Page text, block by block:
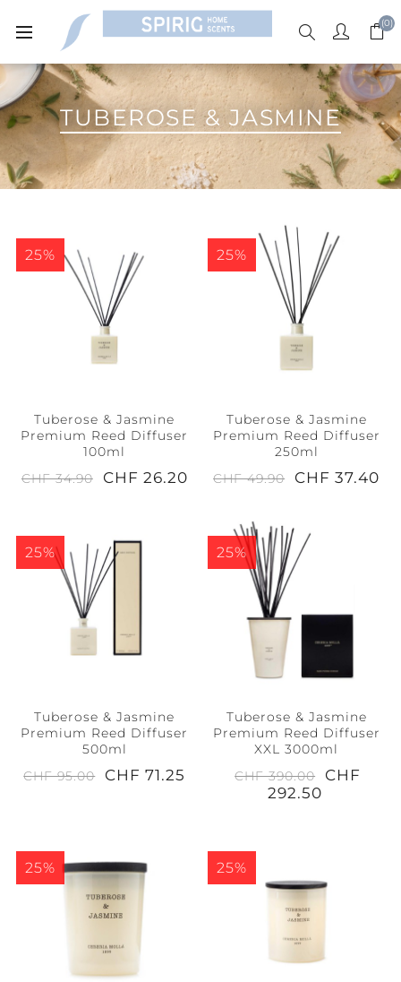
(0)
TUBEROSE & JASMINE
25%
Tuberose & Jasmine
Premium Reed Diffuser
100ml
CHF 34.90
CHF 26.20
25%
Tuberose & Jasmine
Premium Reed Diffuser
250ml
CHF 49.90
CHF 37.40
25%
Tuberose & Jasmine
Premium Reed Diffuser
500ml
CHF 95.00
CHF 71.25
25%
Tuberose & Jasmine
Premium Reed Diffuser
XXL 3000ml
CHF 390.00
CHF
292.50
25% 25%